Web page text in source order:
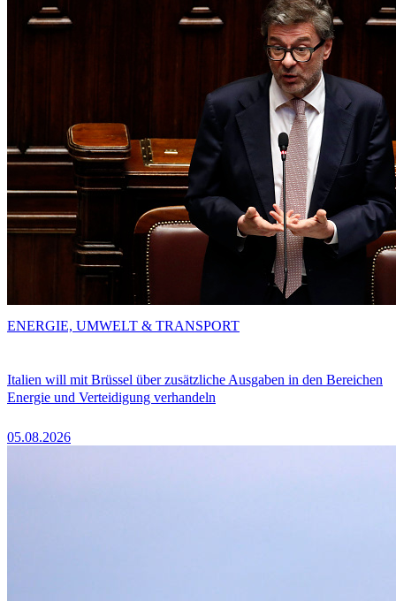
Italien will mit Brüssel über zusätzliche Ausgaben in den Bereichen
Energie und Verteidigung verhandeln
05.08.2026
ENERGIE, UMWELT & TRANSPORT